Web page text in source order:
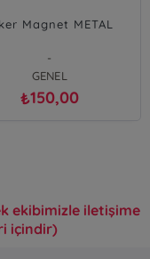
Magnet METAL
-
GENEL
₺150,00
ekibimizle iletişime
içindir)